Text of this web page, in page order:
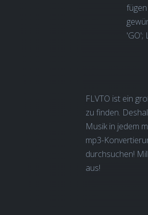
'GO';
FLVTO ist ein
zu finden.
Musik in jedem
mp3-
durchsuchen!
aus!